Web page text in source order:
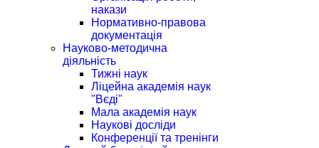
накази
Нормативно-правова
документація
Науково-методична
діяльність
Тижні наук
Ліцейна академія наук
"Вєді"
Мала академія наук
Наукові досліди
Конференції та тренінги